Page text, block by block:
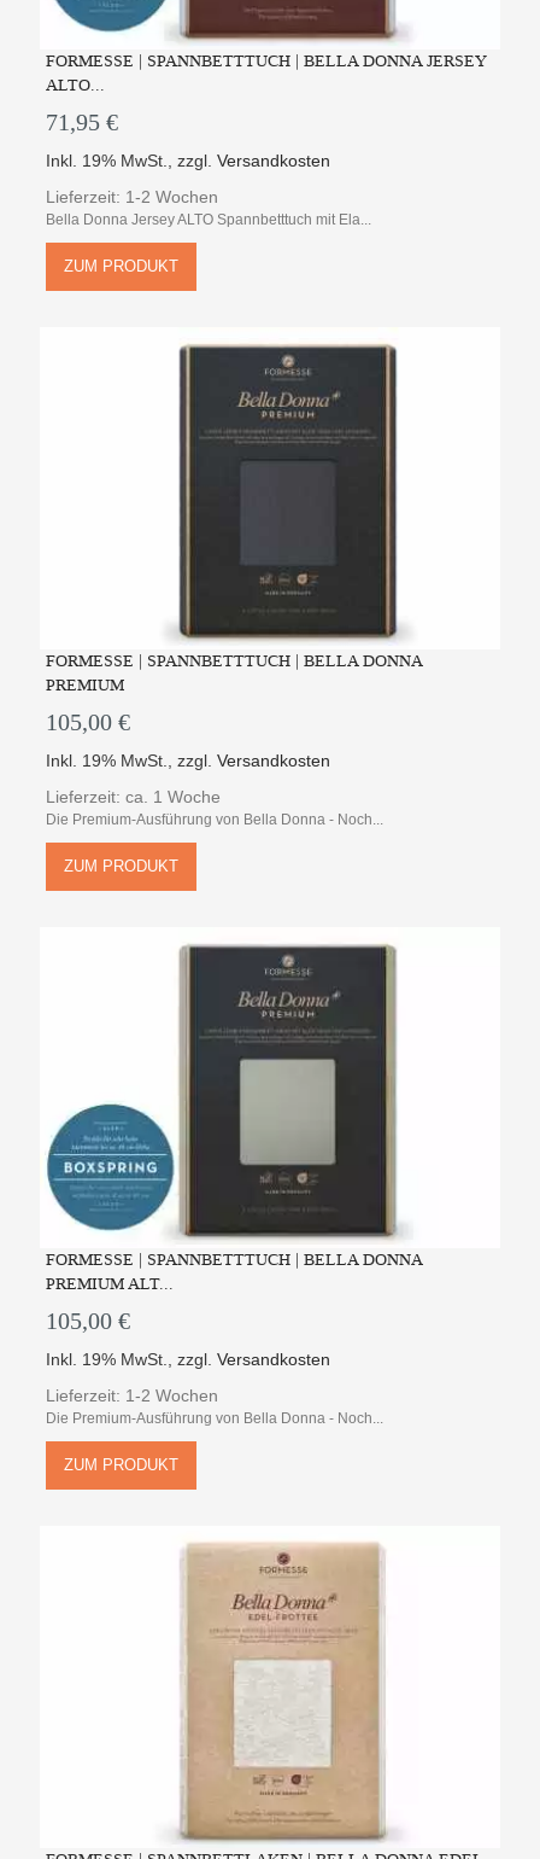
FORMESSE | SPANNBETTTUCH | BELLA DONNA JERSEY
ALTO...
71,95 €
Inkl. 19% MwSt. ,zzgl.Versandkosten
Lieferzeit: 1-2 Wochen
Bella Donna Jersey ALTO Spannbetttuch mit Ela...
ZUM PRODUKT
FORMESSE | SPANNBETTTUCH | BELLA DONNA
PREMIUM
105,00 €
Inkl. 19% MwSt. ,zzgl.Versandkosten
Lieferzeit: ca. 1 Woche
Die Premium-Ausführung von Bella Donna - Noch...
ZUM PRODUKT
FORMESSE | SPANNBETTTUCH | BELLA DONNA
PREMIUM ALT...
105,00 €
Inkl. 19% MwSt.,zzgl.Versandkosten
Lieferzeit: 1-2 Wochen
Die Premium-Ausführung von Bella Donna - Noch...
ZUM PRODUKT